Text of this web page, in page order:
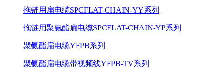
拖链用扁电缆SPCFLAT-CHAIN-YY系列
拖链用聚氨酯扁电缆SPCFLAT-CHAIN-YP系列
聚氨酯扁电缆YFPB系列
聚氨酯扁电缆带视频线YFPB-TV系列